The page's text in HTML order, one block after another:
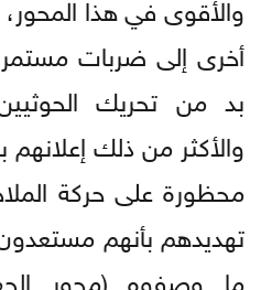
أخرى إلى ضربات
بد من تحريك
والأكثر من ذلك إعلانهم
محظورة على حركة
تهديدهم بأنهم
ما وصفوه (محور